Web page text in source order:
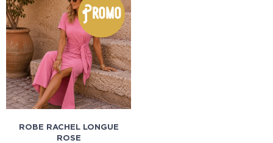
Promo
ROBE RACHEL LONGUE
ROSE